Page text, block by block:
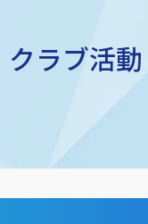
クラブ活動